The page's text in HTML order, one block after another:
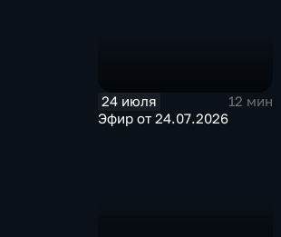
24 июля
12 мин
Эфир от 24.07.2026